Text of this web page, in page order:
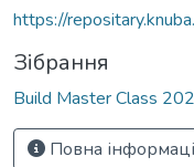
https://
Зібрання
Build Master Class
Повна